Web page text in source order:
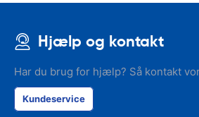
Hjælp og kontakt
Har du brug for hjælp? Så kontakt
Kundeservice